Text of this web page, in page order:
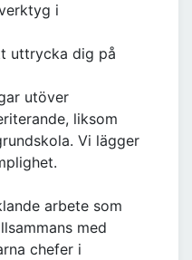
i
uttrycka dig på
utöver
liksom
Vi lägger
arbete som
med
chefer i